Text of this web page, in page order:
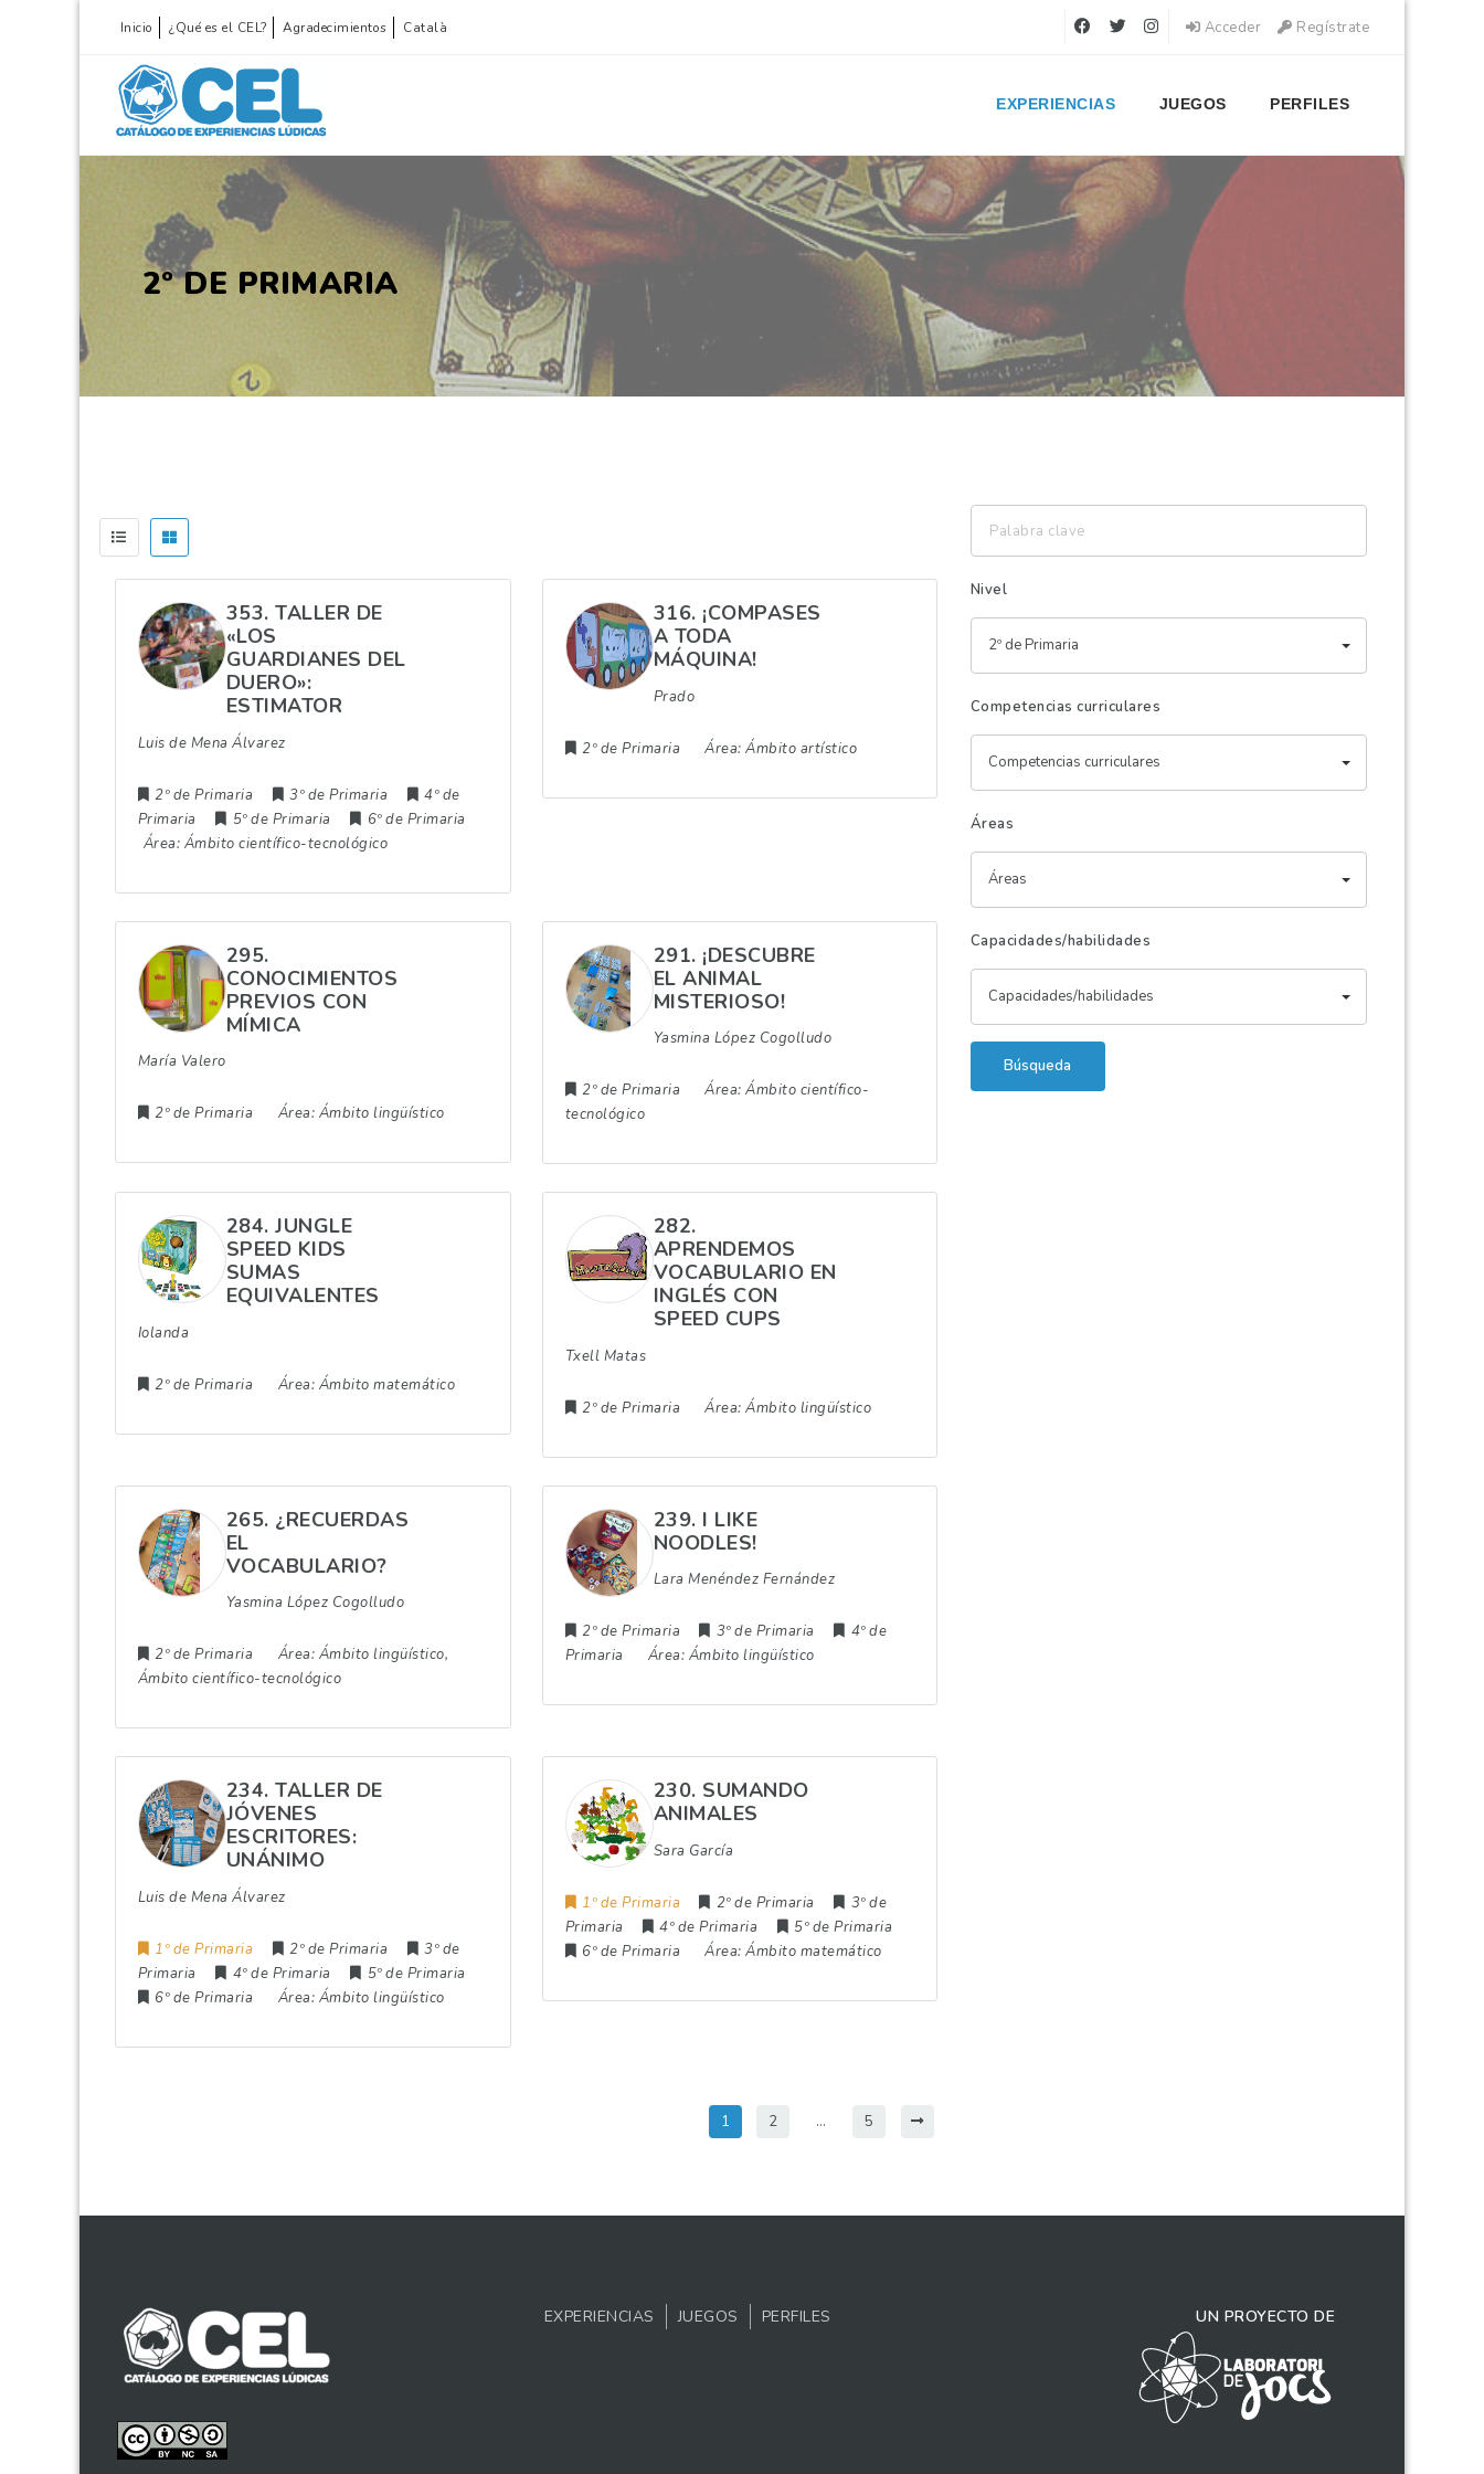
Inicio ¿Qué es el CEL? Agradecimientos Català Acceder Regístrate
EXPERIENCIAS JUEGOS PERFILES
2º DE PRIMARIA
353. TALLER DE
«LOS
GUARDIANES DEL
DUERO»:
ESTIMATOR
Luis de Mena Álvarez
2º de Primaria 3º de Primaria
4º de
Primaria
5º de Primaria
6º de Primaria
Área: Ámbito científico-tecnológico
316. ¡COMPASES
A TODA
MÁQUINA!
Prado
2º de Primaria Área:Ámbito artístico
295.
CONOCIMIENTOS
PREVIOS CON
MÍMICA
María Valero
2º de Primaria Área: Ámbito lingüístico
291. ¡DESCUBRE
EL ANIMAL
MISTERIOSO!
Yasmina López Cogolludo
2º de Primaria Área:Ámbito científico-
tecnológico
284. JUNGLE
SPEED KIDS
SUMAS
EQUIVALENTES
Iolanda
2º de Primaria Área: Ámbito matemático
282.
APRENDEMOS
VOCABULARIO EN
INGLÉS CON
SPEED CUPS
Txell Matas
2º de Primaria Área:Ámbito lingüístico
265. ¿RECUERDAS
EL
VOCABULARIO?
Yasmina López Cogolludo
2º de Primaria Área: Ámbito lingüístico,
Ámbito científico-tecnológico
239. I LIKE
NOODLES!
Lara Menéndez Fernández
2º de Primaria 3º de Primaria
4º de
Primaria
Área: Ámbito lingüístico
234. TALLER DE
JÓVENES
ESCRITORES:
UNÁNIMO
Luis de Mena Álvarez
1º de Primaria 2º de Primaria
3º de
Primaria
4º de Primaria
5º de Primaria
6º de Primaria
Área: Ámbito lingüístico
230. SUMANDO
ANIMALES
Sara García
1º de Primaria 2º de Primaria
3º de
Primaria
4º de Primaria
5º de Primaria
6º de Primaria
Área:Ámbito matemático
1 2 … 5
clave
Nivel
2º de Primaria
Competencias curriculares
Competencias curriculares
Áreas
Áreas
Capacidades/habilidades
Capacidades/habilidades
Búsqueda
EXPERIENCIAS JUEGOS PERFILES UN PROYECTO DE